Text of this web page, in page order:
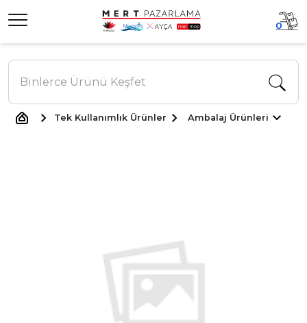
0
Tek Kullanımlık Ürünler Ambalaj Ürünleri